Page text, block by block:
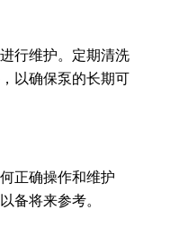
行维护。定期清洗
以确保泵的长期可
正确操作和维护
备将来参考。